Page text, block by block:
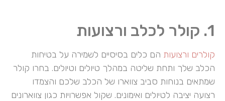
1. קולר לכלב ורצועות
קולרים ורצועות הם כלים בסיסיים לשמירה על בטיחות
הכלב שלך ותחת שליטה במהלך טיולים וטיולים. בחרו קולר
שמתאים בנוחות סביב צווארו של הכלב שלכם והצמדו
רצועה יציבה לטיולים ואימונים. שקול אפשרויות כגון צווארונים